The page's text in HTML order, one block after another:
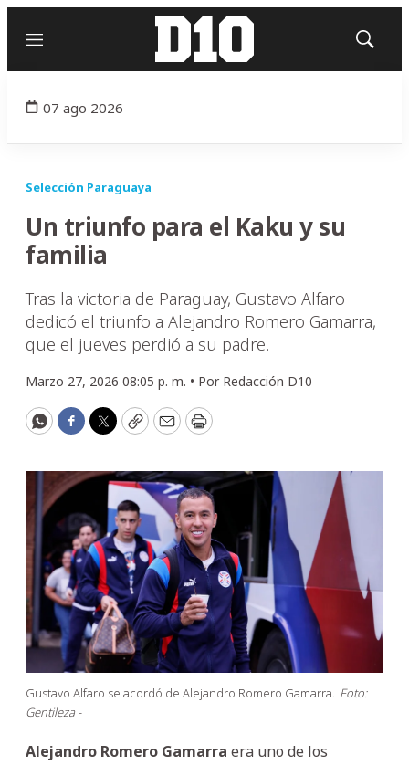
Menú
Mostrar
07 ago 2026
Selección Paraguaya
Un triunfo para el Kaku y su
familia
Tras la victoria de Paraguay, Gustavo Alfaro
dedicó el triunfo a Alejandro Romero Gamarra,
que el jueves perdió a su padre.
Marzo 27, 2026 08:05 p. m. • Por Redacción D10
WhatsApp
Facebook
Twitter
CopyEmailPrint
Gustavo Alfaro se acordó de Alejandro Romero Gamarra. Foto:
Gentileza -
Alejandro Romero Gamarra era uno de los